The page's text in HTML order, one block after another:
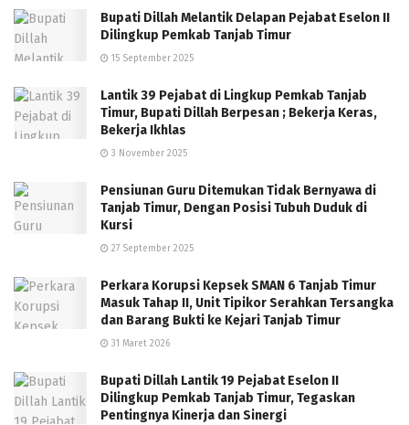
Bupati Dillah Melantik Delapan Pejabat Eselon II
Dilingkup Pemkab Tanjab Timur
15 September 2025
Lantik 39 Pejabat di Lingkup Pemkab Tanjab
Timur, Bupati Dillah Berpesan ; Bekerja Keras,
Bekerja Ikhlas
3 November 2025
Pensiunan Guru Ditemukan Tidak Bernyawa di
Tanjab Timur, Dengan Posisi Tubuh Duduk di
Kursi
27 September 2025
Perkara Korupsi Kepsek SMAN 6 Tanjab Timur
Masuk Tahap II, Unit Tipikor Serahkan Tersangka
dan Barang Bukti ke Kejari Tanjab Timur
31 Maret 2026
Bupati Dillah Lantik 19 Pejabat Eselon II
Dilingkup Pemkab Tanjab Timur, Tegaskan
Pentingnya Kinerja dan Sinergi